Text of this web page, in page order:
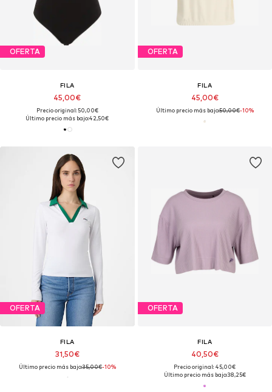
OFERTA
FILA
45,00€
Precio original: 50,00€
Último precio más bajo:42,50€
OFERTA
FILA
45,00€
Último precio más bajo:50,00€-10%
OFERTA
FILA
31,50€
Último precio más bajo:35,00€-10%
OFERTA
FILA
40,50€
Precio original: 45,00€
Último precio más bajo:38,25€